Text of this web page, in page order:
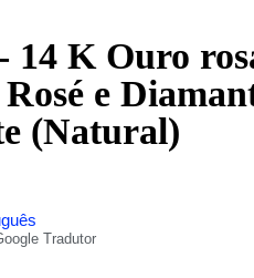
14 K Ouro
e Diamante de
(Natural)
Tradutor